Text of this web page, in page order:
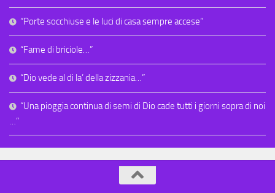
“Porte socchiuse e le luci di casa sempre accese”
“Fame di briciole…”
“Dio vede al di la’ della zizzania…”
“Una pioggia continua di semi di Dio cade tutti i giorni sopra di noi
…”